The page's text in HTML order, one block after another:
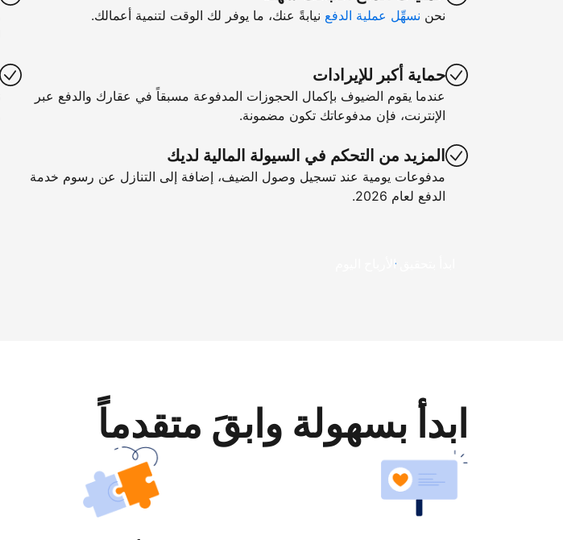
نحن نسهِّل عملية الدفع نيابةً عنك، ما يوفر لك الوقت لتنمية أعمالك.
حماية أكبر للإيرادات
عندما يقوم الضيوف بإكمال الحجوزات المدفوعة مسبقاً في عقارك والدفع عبر
الإنترنت، فإن مدفوعاتك تكون مضمونة.
المزيد من التحكم في السيولة المالية لديك
مدفوعات يومية عند تسجيل وصول الضيف، إضافة إلى التنازل عن رسوم خدمة
الدفع لعام 2026.
ابدأ بتحقيق الأرباح اليوم
ابدأ بسهولة وابقَ متقدماً